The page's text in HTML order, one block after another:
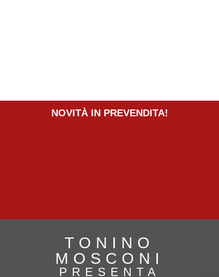
NOVITÀ IN PREVENDITA!
TONINO
MOSCONI
PRESENTA